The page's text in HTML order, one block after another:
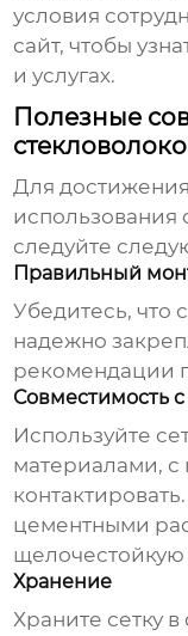
условия
сайт, чтобы
и услугах.
Полезные
Для
использования
следуйте
Правильный
Убедитесь, что
надежно
рекомендации
Совместимость
Используйте
материалами, с
цементными
щелочестойкую
Хранение
Храните сетку